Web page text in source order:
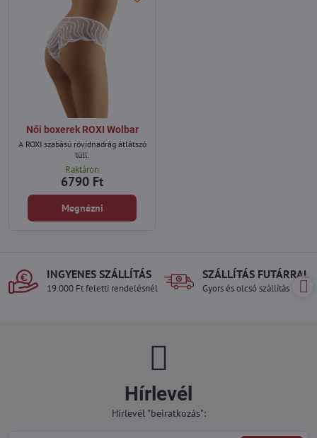
Női boxerek ROXI Wolbar
A ROXI szabású rövidnadrág átlátszó
tüll.
Raktáron
6790 Ft
Megnézni
INGYENES SZÁLLÍTÁS
19.000 Ft feletti rendelésnél
SZÁLLÍTÁS FUTÁRRAL
Gyors és olcsó szállítás
Hírlevél
Hírlevél "beiratkozás":